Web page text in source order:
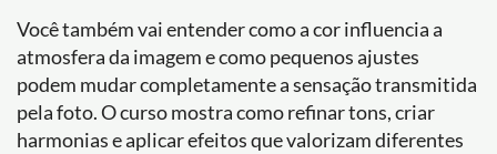
Você também vai entender como a cor influencia a
atmosfera da imagem e como pequenos ajustes
podem mudar completamente a sensação transmitida
pela foto. O curso mostra como refinar tons, criar
harmonias e aplicar efeitos que valorizam diferentes